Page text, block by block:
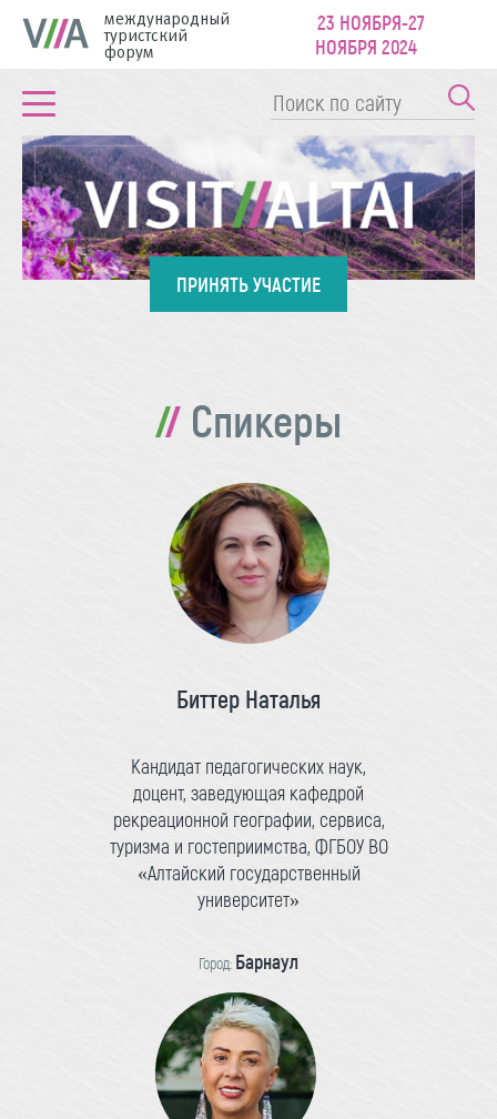
международный
туристский
форум
23 НОЯБРЯ-27
НОЯБРЯ 2024
ПРИНЯТЬ УЧАСТИЕ
Спикеры
Биттер Наталья
Кандидат педагогических наук,
доцент, заведующая кафедрой
рекреационной географии, сервиса,
туризма и гостеприимства, ФГБОУ ВО
«Алтайский государственный
университет»
Город: Барнаул